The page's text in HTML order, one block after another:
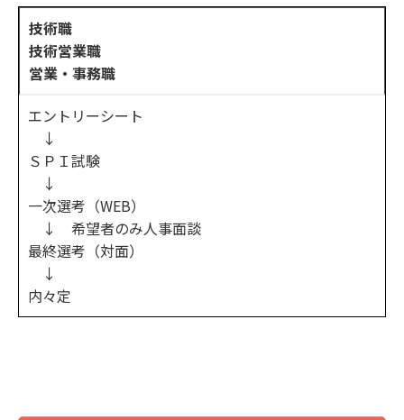
技術職
技術営業職
営業・事務職
エントリーシート
↓
ＳＰＩ試験
↓
一次選考（WEB）
↓ 希望者のみ人事面談
最終選考（対面）
↓
内々定